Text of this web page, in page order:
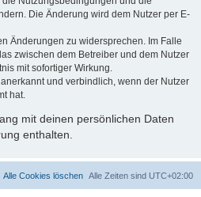
Die Änderung wird dem Nutzer per E-
Änderungen zu widersprechen. Im Falle
zwischen dem Betreiber und dem Nutzer
mit sofortiger Wirkung.
und verbindlich, wenn der Nutzer
hat.
mit deinen persönlichen Daten
enthalten.
Alle Zeiten sind UTC+02:00
Alle Cookies löschen